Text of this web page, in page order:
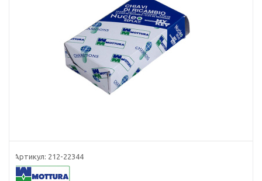
Артикул: 212-22344